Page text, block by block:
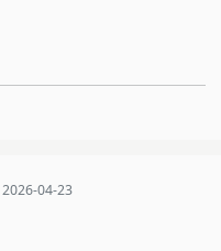
2026-04-23